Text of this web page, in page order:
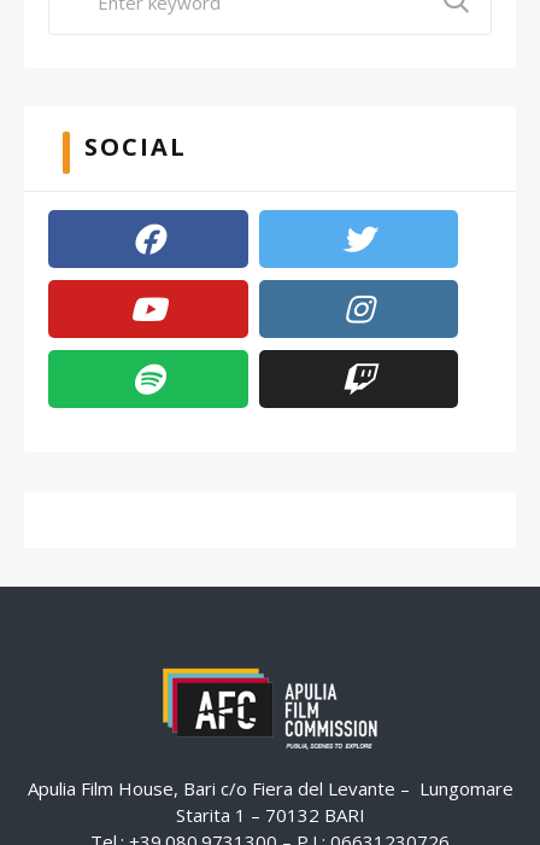
SOCIAL
Apulia Film House, Bari c/o Fiera del Levante – Lungomare
Starita 1 – 70132 BARI